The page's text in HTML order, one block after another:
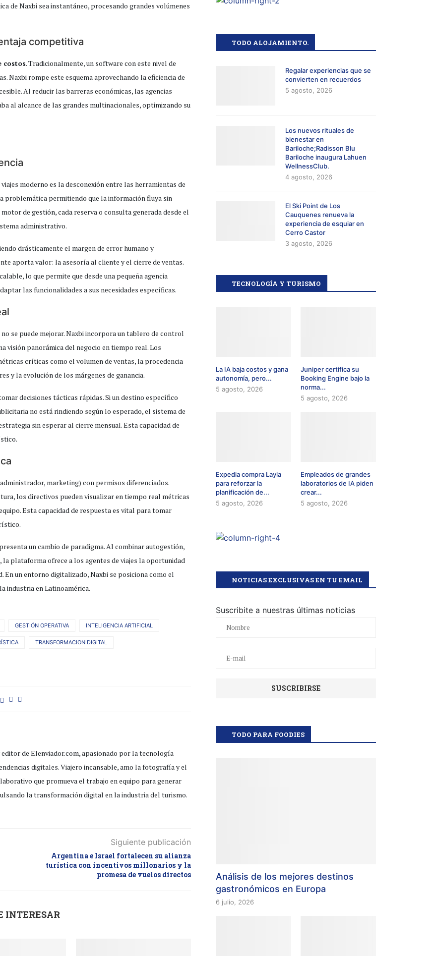
de Naxbi sea instantáneo, procesando grandes volúmenes
competitiva
costos. Tradicionalmente, un software con este nivel de
Naxbi rompe este esquema aprovechando la eficiencia de
Al reducir las barreras económicas, las agencias
al alcance de las grandes multinacionales, optimizando su
moderno es la desconexión entre las herramientas de
problemática permitiendo que la información fluya sin
de gestión, cada reserva o consulta generada desde el
administrativo.
drásticamente el margen de error humano y
aporta valor: la asesoría al cliente y el cierre de ventas.
lo que permite que desde una pequeña agencia
las funcionalidades a sus necesidades específicas.
se puede mejorar. Naxbi incorpora un tablero de control
visión panorámica del negocio en tiempo real. Los
críticas como el volumen de ventas, la procedencia
y la evolución de los márgenes de ganancia.
decisiones tácticas rápidas. Si un destino específico
no está rindiendo según lo esperado, el sistema de
sin esperar al cierre mensual. Esta capacidad de
marketing) con permisos diferenciados.
los directivos pueden visualizar en tiempo real métricas
Esta capacidad de respuesta es vital para tomar
un cambio de paradigma. Al combinar autogestión,
plataforma ofrece a los agentes de viajes la oportunidad
un entorno digitalizado, Naxbi se posiciona como el
industria en Latinoamérica.
GESTIÓN OPERATIVA INTELIGENCIA ARTIFICIAL
TRANSFORMACION DIGITAL
de Elenviador.com, apasionado por la tecnología
digitales. Viajero incansable, amo la fotografía y el
que promueva el trabajo en equipo para generar
la transformación digital en la industria del turismo.
Siguiente publicación
Argentina e Israel fortalecen su alianza
turística con incentivos millonarios y la
promesa de vuelos directos
INTERESAR
TODO ALOJAMIENTO.
Regalar experiencias que se
convierten en recuerdos
5 agosto, 2026
Los nuevos rituales de
bienestar en
Bariloche;Radisson Blu
Bariloche inaugura Lahuen
WellnessClub.
4 agosto, 2026
El Ski Point de Los
Cauquenes renueva la
experiencia de esquiar en
Cerro Castor
3 agosto, 2026
TECNOLOGÍA Y TURISMO
La IA baja costos y gana
autonomía, pero...
5 agosto, 2026
Juniper certifica su
Booking Engine bajo la
norma...
5 agosto, 2026
Expedia compra Layla
para reforzar la
planificación de...
5 agosto, 2026
Empleados de grandes
laboratorios de IA piden
crear...
5 agosto, 2026
NOTICIAS EXCLUSIVAS EN TU EMAIL
Suscribite a nuestras últimas noticias
TODO PARA FOODIES
Análisis de los mejores destinos
gastronómicos en Europa
6 julio, 2026